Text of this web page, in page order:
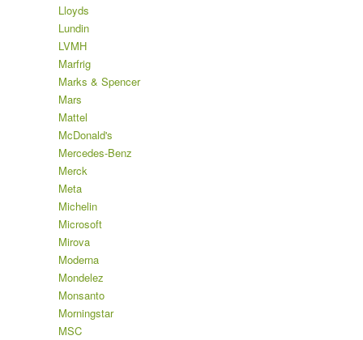
Lloyds
Lundin
LVMH
Marfrig
Marks & Spencer
Mars
Mattel
McDonald's
Mercedes-Benz
Merck
Meta
Michelin
Microsoft
Mirova
Moderna
Mondelez
Monsanto
Morningstar
MSC